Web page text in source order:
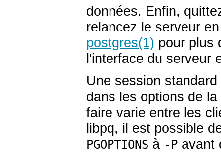
données. Enfin,
relancez le serveur
postgres(1) pour plus
l'interface du serveur
Une session
dans les options de
faire varie entre les
libpq, il est possible
PGOPTIONS à -P avant